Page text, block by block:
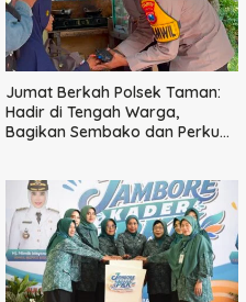
Jumat Berkah Polsek Taman:
Hadir di Tengah Warga,
Bagikan Sembako dan Perkuat